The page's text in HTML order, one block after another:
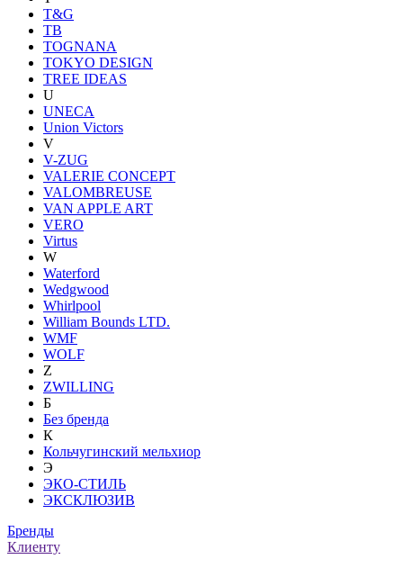
T&G
TB
TOGNANA
TOKYO DESIGN
TREE IDEAS
U
UNECA
Union Victors
V
V-ZUG
VALERIE CONCEPT
VALOMBREUSE
VAN APPLE ART
VERO
Virtus
W
Waterford
Wedgwood
Whirlpool
William Bounds LTD.
WMF
WOLF
Z
ZWILLING
Б
Без бренда
К
Кольчугинский мельхиор
Э
ЭКО-СТИЛЬ
ЭКСКЛЮЗИВ
Бренды
Клиенту